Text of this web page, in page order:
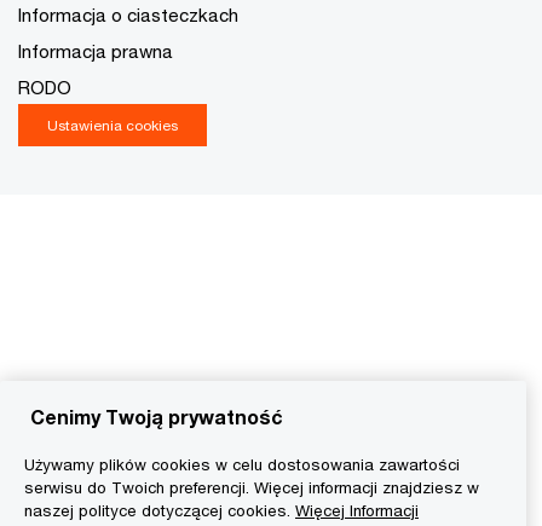
Informacja o ciasteczkach
Informacja prawna
RODO
Ustawienia cookies
Cenimy Twoją prywatność
Używamy plików cookies w celu dostosowania zawartości
serwisu do Twoich preferencji. Więcej informacji znajdziesz w
naszej polityce dotyczącej cookies. Więcej Informacji